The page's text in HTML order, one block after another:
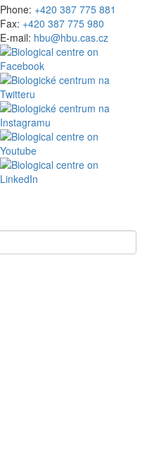
Phone: +420 387 775 881
Fax: +420 387 775 980
E-mail: hbu@hbu.cas.cz